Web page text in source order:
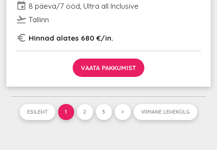
event 8 päeva/7 ööd, Ultra all Inclusive
flight_takeoff Tallinn
euro_symbol Hinnad alates 680 €/in.
VAATA PAKKUMIST
ESILEHT 1 2 3 > VIIMANE LEHEKÜLG